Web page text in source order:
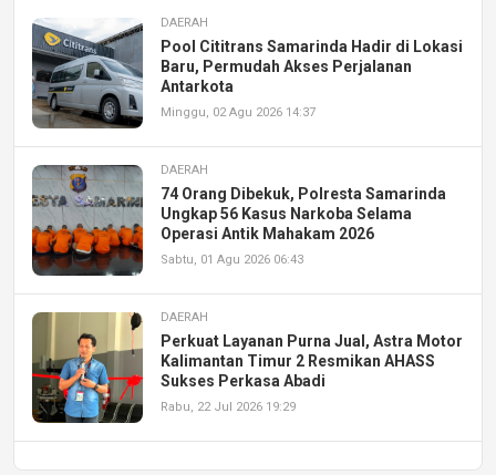
DAERAH
Pool Cititrans Samarinda Hadir di Lokasi
Baru, Permudah Akses Perjalanan
Antarkota
Minggu, 02 Agu 2026 14:37
DAERAH
74 Orang Dibekuk, Polresta Samarinda
Ungkap 56 Kasus Narkoba Selama
Operasi Antik Mahakam 2026
Sabtu, 01 Agu 2026 06:43
DAERAH
Perkuat Layanan Purna Jual, Astra Motor
Kalimantan Timur 2 Resmikan AHASS
Sukses Perkasa Abadi
Rabu, 22 Jul 2026 19:29